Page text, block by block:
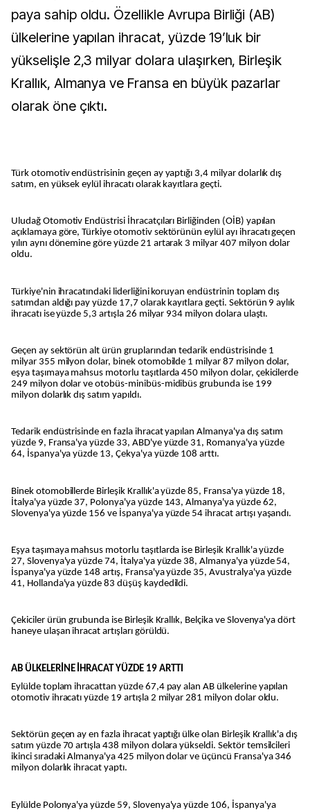
paya sahip oldu. Özellikle Avrupa Birliği (AB)
ülkelerine yapılan ihracat, yüzde 19’luk bir
yükselişle 2,3 milyar dolara ulaşırken, Birleşik
Krallık, Almanya ve Fransa en büyük pazarlar
olarak öne çıktı.
Türk otomotiv endüstrisinin geçen ay yaptığı 3,4 milyar dolarlık dış
satım, en yüksek eylül ihracatı olarak kayıtlara geçti.
Uludağ Otomotiv Endüstrisi İhracatçıları Birliğinden (OİB) yapılan
açıklamaya göre, Türkiye otomotiv sektörünün eylül ayı ihracatı geçen
yılın aynı dönemine göre yüzde 21 artarak 3 milyar 407 milyon dolar
oldu.
Türkiye'nin ihracatındaki liderliğini koruyan endüstrinin toplam dış
satımdan aldığı pay yüzde 17,7 olarak kayıtlara geçti. Sektörün 9 aylık
ihracatı ise yüzde 5,3 artışla 26 milyar 934 milyon dolara ulaştı.
Geçen ay sektörün alt ürün gruplarından tedarik endüstrisinde 1
milyar 355 milyon dolar, binek otomobilde 1 milyar 87 milyon dolar,
eşya taşımaya mahsus motorlu taşıtlarda 450 milyon dolar, çekicilerde
249 milyon dolar ve otobüs-minibüs-midibüs grubunda ise 199
milyon dolarlık dış satım yapıldı.
Tedarik endüstrisinde en fazla ihracat yapılan Almanya'ya dış satım
yüzde 9, Fransa'ya yüzde 33, ABD'ye yüzde 31, Romanya'ya yüzde
64, İspanya'ya yüzde 13, Çekya'ya yüzde 108 arttı.
Binek otomobillerde Birleşik Krallık'a yüzde 85, Fransa'ya yüzde 18,
İtalya'ya yüzde 37, Polonya'ya yüzde 143, Almanya'ya yüzde 62,
Slovenya'ya yüzde 156 ve İspanya'ya yüzde 54 ihracat artışı yaşandı.
Eşya taşımaya mahsus motorlu taşıtlarda ise Birleşik Krallık'a yüzde
27, Slovenya'ya yüzde 74, İtalya'ya yüzde 38, Almanya'ya yüzde 54,
İspanya'ya yüzde 148 artış, Fransa'ya yüzde 35, Avustralya'ya yüzde
41, Hollanda'ya yüzde 83 düşüş kaydedildi.
Çekiciler ürün grubunda ise Birleşik Krallık, Belçika ve Slovenya'ya dört
haneye ulaşan ihracat artışları görüldü.
AB ÜLKELERİNE İHRACAT YÜZDE 19 ARTTI
Eylülde toplam ihracattan yüzde 67,4 pay alan AB ülkelerine yapılan
otomotiv ihracatı yüzde 19 artışla 2 milyar 281 milyon dolar oldu.
Sektörün geçen ay en fazla ihracat yaptığı ülke olan Birleşik Krallık'a dış
satım yüzde 70 artışla 438 milyon dolara yükseldi. Sektör temsilcileri
ikinci sıradaki Almanya'ya 425 milyon dolar ve üçüncü Fransa'ya 346
milyon dolarlık ihracat yaptı.
Eylülde Polonya'ya yüzde 59, Slovenya'ya yüzde 106, İspanya'ya